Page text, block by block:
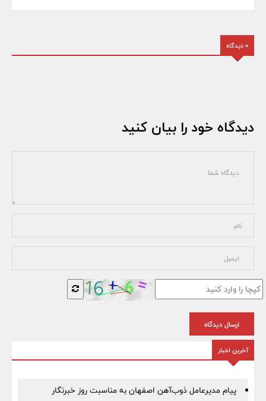
0 دیدگاه
دیدگاه خود را بیان کنید
ارسال دیدگاه
آخرین اخبار
پیام مدیرعامل ذوب‌آهن اصفهان به مناسبت روز خبرنگار